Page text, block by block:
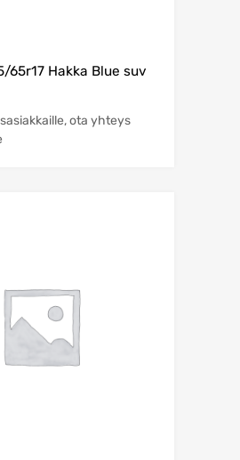
65r17 Hakka Blue suv
ota yhteys